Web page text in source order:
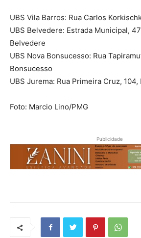
UBS Vila Barros: Rua Carlos
UBS Belvedere: Estrada Municipal,
Belvedere
UBS Nova Bonsucesso: Rua
Bonsucesso
UBS Jurema: Rua Primeira Cruz,
Foto: Marcio Lino/PMG
Publicidade